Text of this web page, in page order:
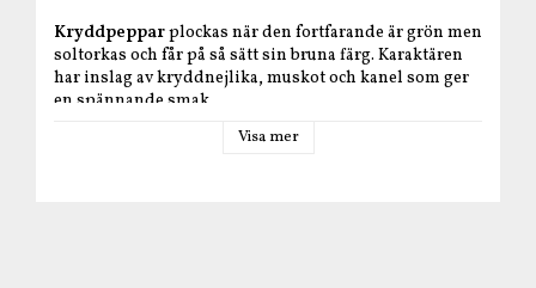
Kryddpepparplockas när den fortfarande är grön men
soltorkas och får på så sätt sin bruna färg. Karaktären
har inslag av kryddnejlika, muskot och kanel som ger
en spännande smak.
har en karakteristisk och aromatisk smak
Visa mer